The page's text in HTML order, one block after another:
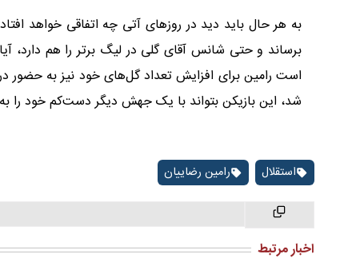
برساند و حتی شانس آقای گلی در لیگ برتر را هم دارد،
است رامین برای افزایش تعداد گل‌های خود نیز به حضور در
شد، این بازیکن بتواند با یک جهش دیگر دست‌کم خود را به
استقلال رامین رضاییان
اخبار مرتبط